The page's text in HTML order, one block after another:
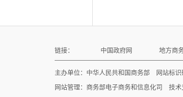
链接： 中国政府网 地方商
主办单位：中华人民共和国商务部 网站标
网站管理：商务部电子商务和信息化司 技术